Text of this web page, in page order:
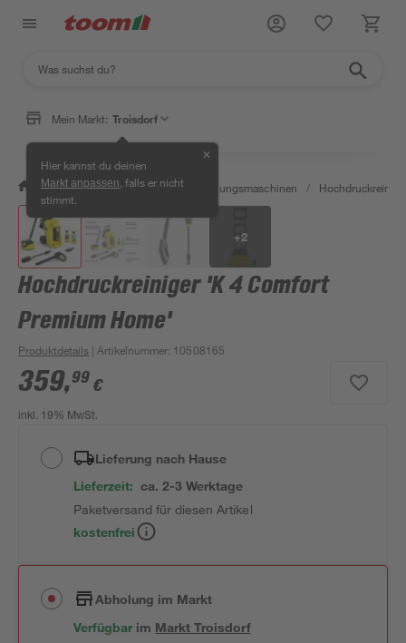
Mein Markt: Troisdorf
Hier kannst du deinen
Markt anpassen , falls er nicht
stimmt.
✕
/ Werkstatt & Maschinen / Reinigungsmaschinen /
+2
Hochdruckreiniger 'K 4 Comfort
Premium Home'
Produktdetails | Artikelnummer: 10508165
359,99 €
inkl. 19% MwSt.
Lieferung nach Hause
Lieferzeit: ca. 2-3 Werktage
Paketversand für diesen Artikel
kostenfrei
Abholung im Markt
Verfügbar im MarktTroisdorf